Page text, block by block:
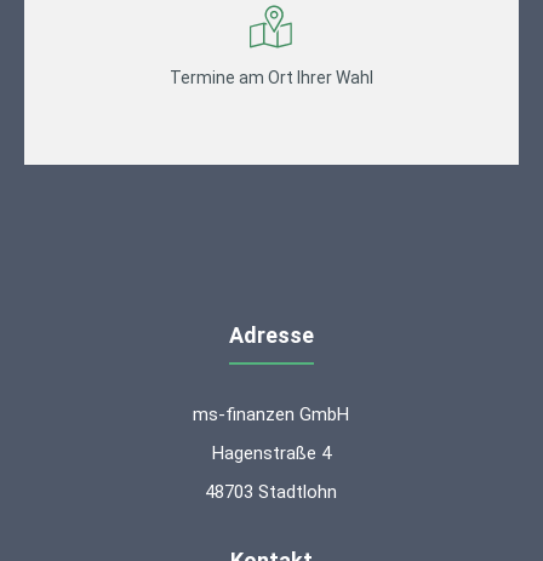
Termine am Ort Ihrer Wahl
Adresse
ms-finanzen GmbH
Hagenstraße 4
48703 Stadtlohn